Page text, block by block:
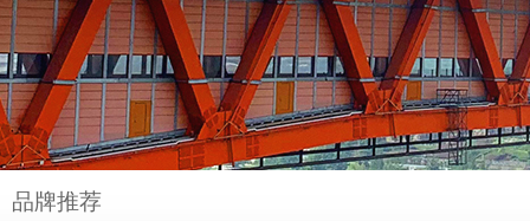
品牌推荐